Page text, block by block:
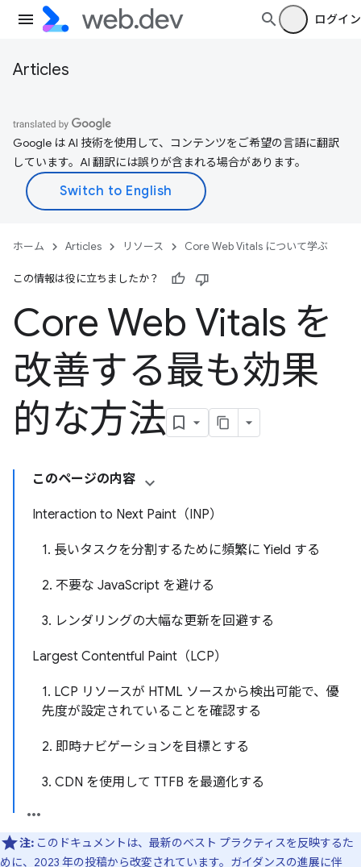
ログイン
Articles
Google は AI 技術を使用して、コンテンツをご希望の言語に翻訳
しています。AI 翻訳には誤りが含まれる場合があります。
ホーム Articles リソース Core Web Vitals について学ぶ
この情報は役に立ちましたか？
Core Web Vitals を
改善する最も効果
的な方法
このページの内容
Interaction to Next Paint（INP）
1. 長いタスクを分割するために頻繁に Yield する
2. 不要な JavaScript を避ける
3. レンダリングの大幅な更新を回避する
Largest Contentful Paint（LCP）
1. LCP リソースが HTML ソースから検出可能で、優
先度が設定されていることを確認する
2. 即時ナビゲーションを目標とする
3. CDN を使用して TTFB を最適化する
注: このドキュメントは、最新のベスト プラクティスを反映するた
めに、2023 年の投稿から改変されています。ガイダンスの進展に伴